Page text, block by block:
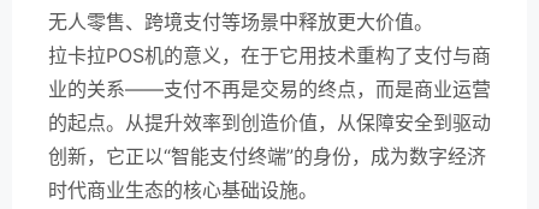
无人零售、跨境支付等场景中释放更大价值。
拉卡拉POS机的意义，在于它用技术重构了支付与商
业的关系——支付不再是交易的终点，而是商业运营
的起点。从提升效率到创造价值，从保障安全到驱动
创新，它正以“智能支付终端”的身份，成为数字经济
时代商业生态的核心基础设施。